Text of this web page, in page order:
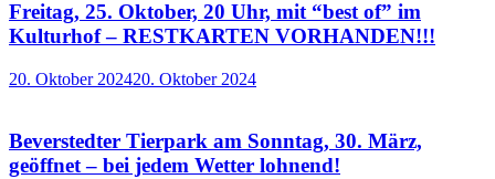
Freitag, 25. Oktober, 20 Uhr, mit “best of” im
Kulturhof – RESTKARTEN VORHANDEN!!!
20. Oktober 202420. Oktober 2024
Beverstedter Tierpark am Sonntag, 30. März,
geöffnet – bei jedem Wetter lohnend!